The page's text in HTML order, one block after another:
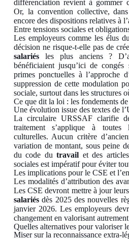
différenciation revient à gommer
Or, la convention collective,
encore des dispositions relatives à
Entre tensions sociales et
Les employeurs comme les élus
décision ne risque-t-elle pas de
salariésles plus anciens ?
bénéficiaient jusqu’ici de congés
primes ponctuelles à l’approche
suppression de cette modulation
sociale, surtout dans les structures
Ce que dit la loi : les fondements
Une évolution issue des textes de
La circulaire URSSAF clarifie
traitement s’applique à
culturelles. Aucun critère
variation de montant, sous peine
du code dutravail et des
sociales est impératif pour éviter
Les implications pour le CSE et
Les modalités d’attribution des
Les CSE devront mettre à jour
salariésdès 2025 des nouvelles
janvier 2026. Les employeurs
changement en valorisant
Quelles alternatives pour valoriser
Miser sur la reconnaissance extra-